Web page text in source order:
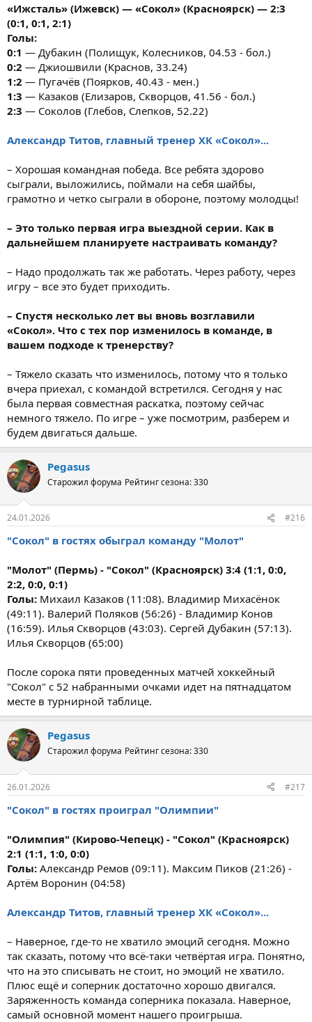
«Ижсталь» (Ижевск) — «Сокол» (Красноярск) — 2:3
(0:1, 0:1, 2:1)
Голы:
0:1 — Дубакин (Полищук, Колесников, 04.53 - бол.)
0:2 — Джиошвили (Краснов, 33.24)
1:2 — Пугачёв (Поярков, 40.43 - мен.)
1:3 — Казаков (Елизаров, Скворцов, 41.56 - бол.)
2:3 — Соколов (Глебов, Слепков, 52.22)
Александр Титов, главный тренер ХК «Сокол»...
– Хорошая командная победа. Все ребята здорово
сыграли, выложились, поймали на себя шайбы,
грамотно и четко сыграли в обороне, поэтому молодцы!
– Это только первая игра выездной серии. Как в
дальнейшем планируете настраивать команду?
– Надо продолжать так же работать. Через работу, через
игру – все это будет приходить.
– Спустя несколько лет вы вновь возглавили
«Сокол». Что с тех пор изменилось в команде, в
вашем подходе к тренерству?
– Тяжело сказать что изменилось, потому что я только
вчера приехал, с командой встретился. Сегодня у нас
была первая совместная раскатка, поэтому сейчас
немного тяжело. По игре – уже посмотрим, разберем и
будем двигаться дальше.
Pegasus
Старожил форума Рейтинг сезона: 330
24.01.2026 #216
"Сокол" в гостях обыграл команду "Молот"
"Молот" (Пермь) - "Сокол" (Красноярск) 3:4 (1:1, 0:0,
2:2, 0:0, 0:1)
Голы: Михаил Казаков (11:08). Владимир Михасёнок
(49:11). Валерий Поляков (56:26) - Владимир Конов
(16:59). Илья Скворцов (43:03). Сергей Дубакин (57:13).
Илья Скворцов (65:00)
После сорока пяти проведенных матчей хоккейный
"Сокол" c 52 набранными очками идет на пятнадцатом
месте в турнирной таблице.
Pegasus
Старожил форума Рейтинг сезона: 330
26.01.2026 #217
"Сокол" в гостях проиграл "Олимпии"
"Олимпия" (Кирово-Чепецк) - "Сокол" (Красноярск)
2:1 (1:1, 1:0, 0:0)
Голы: Александр Ремов (09:11). Максим Пиков (21:26) -
Артём Воронин (04:58)
Александр Титов, главный тренер ХК «Сокол»...
– Наверное, где-то не хватило эмоций сегодня. Можно
так сказать, потому что всё-таки четвёртая игра. Понятно,
что на это списывать не стоит, но эмоций не хватило.
Плюс ещё и соперник достаточно хорошо двигался.
Заряженность команда соперника показала. Наверное,
самый основной момент нашего проигрыша.